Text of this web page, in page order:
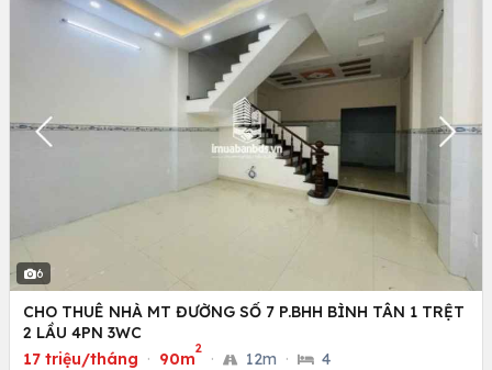
6
CHO THUÊ NHÀ MT ĐƯỜNG SỐ 7 P.BHH BÌNH TÂN 1 TRỆT
2 LẦU 4PN 3WC
17 triệu/tháng · 90m
2
· 12m · 4